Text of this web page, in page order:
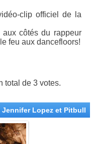
clip officiel de la
côtés du rappeur
feu aux dancefloors!
total de3 votes.
Lopez et Pitbull